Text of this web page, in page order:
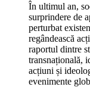
În ultimul an,
surprindere de
perturbat
regândească
raportul dintre
transnațională,
acțiuni și
evenimente